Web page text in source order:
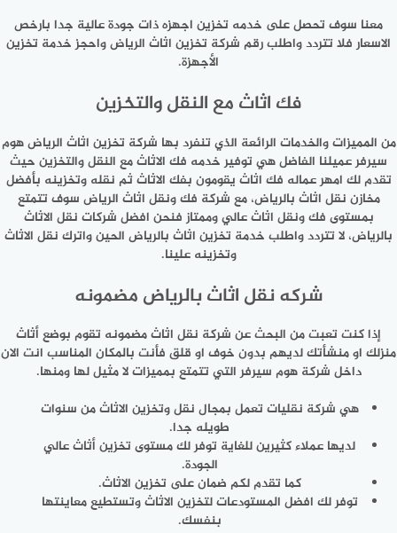
معنا سوف تحصل على خدمه تخزين اجهزه ذات جودة عالية جدا بارخص
الاسعار فلا تتردد واطلب رقم شركة تخزين اثاث الرياض واحجز خدمة تخزين
الأجهزة.
فك اثاث مع النقل والتخزين
من المميزات والخدمات الرائعة الذي تنفرد بها شركة تخزين اثاث الرياض هوم
سيرفر عميلنا الفاضل هي توفير خدمه فك الاثاث مع النقل والتخزين حيث
تقدم لك امهر عماله فك اثاث يقومون بفك الاثاث ثم نقله وتخزينه بأفضل
مخازن نقل اثاث بالرياض، مع شركة فك ونقل اثاث الرياض سوف تتمتع
بمستوى فك ونقل اثاث عالي وممتاز فنحن افضل شركات نقل الاثاث
بالرياض، لا تتردد واطلب خدمة تخزين اثاث بالرياض الحين واترك نقل الاثاث
وتخزينه علينا.
شركه نقل اثاث بالرياض مضمونه
إذا كنت تعبت من البحث عن شركة نقل اثاث مضمونه تقوم بوضع أثاث
منزلك او منشأتك لديهم بدون خوف او قلق فأنت بالمكان المناسب انت الان
داخل شركة هوم سيرفر التي تتمتع بمميزات لا مثيل لها ومنها.
هي شركة نقليات تعمل بمجال نقل وتخزين الاثاث من سنوات
طويله جدا.
لديها عملاء كثيرين للغاية توفر لك مستوى تخزين أثاث عالي
الجودة.
كما تقدم لكم ضمان على تخزين الاثاث.
توفر لك افضل المستودعات لتخزين الاثاث وتستطيع معاينتها
بنفسك.